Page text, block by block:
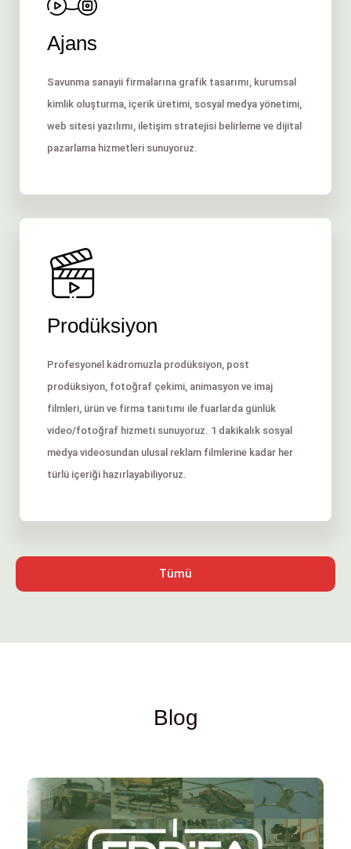
Ajans
Savunma sanayii firmalarına grafik tasarımı, kurumsal
kimlik oluşturma, içerik üretimi, sosyal medya yönetimi,
web sitesi yazılımı, iletişim stratejisi belirleme ve dijital
pazarlama hizmetleri sunuyoruz.
Prodüksiyon
Profesyonel kadromuzla prodüksiyon, post
prodüksiyon, fotoğraf çekimi, animasyon ve imaj
filmleri, ürün ve firma tanıtımı ile fuarlarda günlük
video/fotoğraf hizmeti sunuyoruz. 1 dakikalık sosyal
medya videosundan ulusal reklam filmlerine kadar her
türlü içeriği hazırlayabiliyoruz.
Tümü
Blog